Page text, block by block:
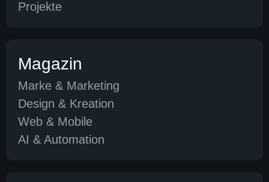
Projekte
Magazin
Marke & Marketing
Design & Kreation
Web & Mobile
AI & Automation